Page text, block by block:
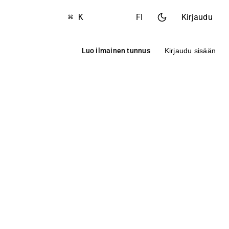
⌘ K FI Kirjaudu
Luo ilmainen tunnus Kirjaudu sisään